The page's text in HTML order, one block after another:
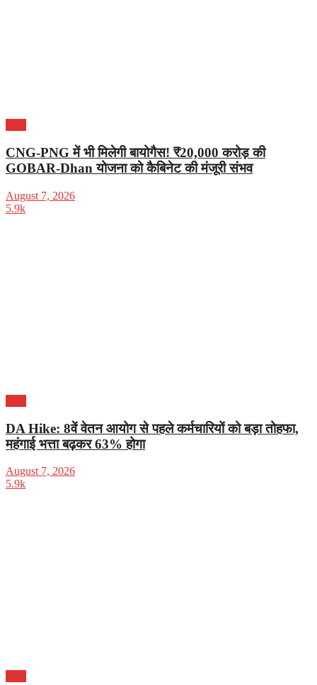
CNG-PNG में भी मिलेगी बायोगैस! ₹20,000 करोड़ की
GOBAR-Dhan योजना को कैबिनेट की मंजूरी संभव
August 7, 2026
5.9k
DA Hike: 8वें वेतन आयोग से पहले कर्मचारियों को बड़ा तोहफा,
महंगाई भत्ता बढ़कर 63% होगा
August 7, 2026
5.9k